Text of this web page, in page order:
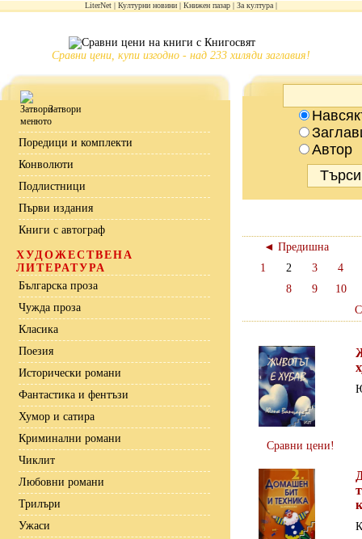
LiterNet Културни новини Книжен пазар За култура
Сравни цени, купи изгодно - над 233 хиляди заглавия!
Затвори
Поредици и комплекти
Конволюти
Подлистници
Първи издания
Книги с автограф
ХУДОЖЕСТВЕНА
ЛИТЕРАТУРА
Българска проза
Чужда проза
Класика
Поезия
Исторически романи
Фантастика и фентъзи
Хумор и сатира
Криминални романи
Чиклит
Любовни романи
Трилъри
Ужаси
Автор
◄ Предишна
1
2 3
4
8
9 10
Сравни цени!